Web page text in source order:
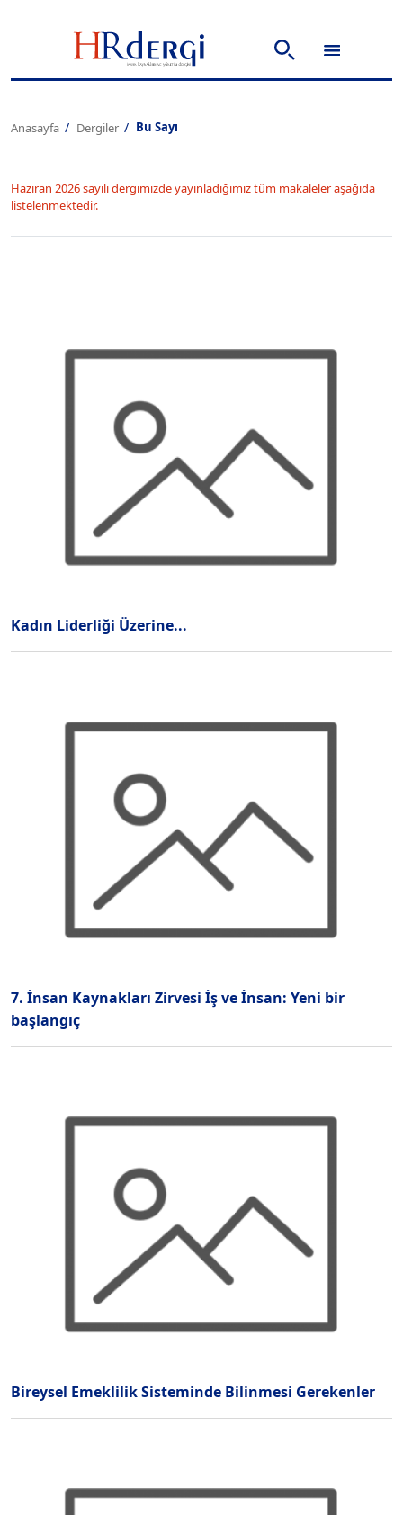
Anasayfa Dergiler Bu Sayı
Haziran 2026 sayılı dergimizde yayınladığımız tüm makaleler aşağıda
listelenmektedir.
Kadın Liderliği Üzerine...
7. İnsan Kaynakları Zirvesi İş ve İnsan: Yeni bir
başlangıç
Bireysel Emeklilik Sisteminde Bilinmesi Gerekenler